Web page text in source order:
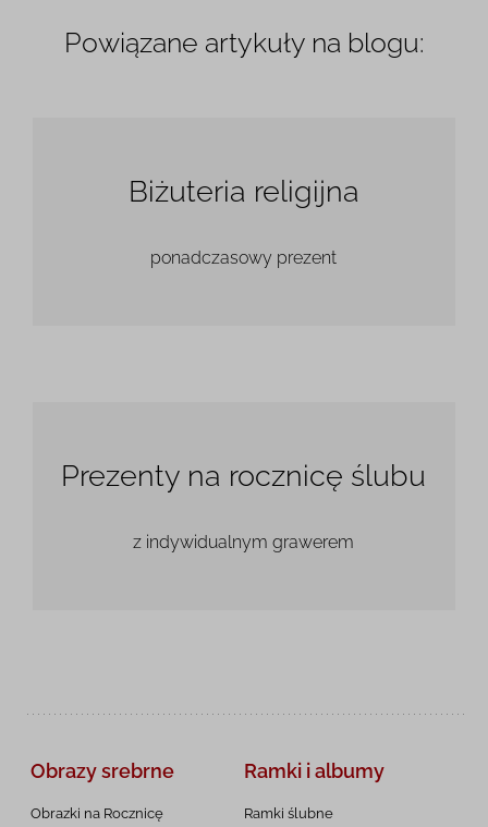
Powiązane artykuły na blogu:
Biżuteria religijna
ponadczasowy prezent
Prezenty na rocznicę ślubu
z indywidualnym grawerem
Obrazy srebrne
Obrazki na Rocznicę
Ramki i albumy
Ramki ślubne